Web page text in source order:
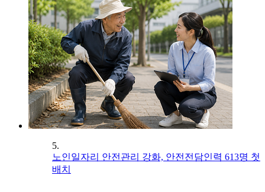
5.
노인일자리 안전관리 강화, 안전전담인력 613명 첫
배치